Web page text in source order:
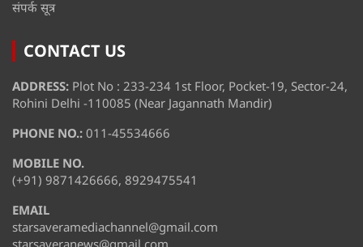
संपर्क सूत्र
CONTACT US
ADDRESS: Plot No : 233-234 1st Floor, Pocket-19, Sector-24,
Rohini Delhi -110085 (Near Jagannath Mandir)
PHONE NO.: 011-45534666
MOBILE NO.
(+91) 9871426666, 8929475541
EMAIL
starsaveramediachannel@gmail.com